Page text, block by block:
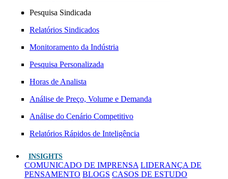
Pesquisa Sindicada
Relatórios Sindicados
Monitoramento da Indústria
Pesquisa Personalizada
Horas de Analista
Análise de Preço, Volume e Demanda
Análise do Cenário Competitivo
Relatórios Rápidos de Inteligência
INSIGHTS
COMUNICADO DE IMPRENSA LIDERANÇA DE
PENSAMENTO BLOGS CASOS DE ESTUDO